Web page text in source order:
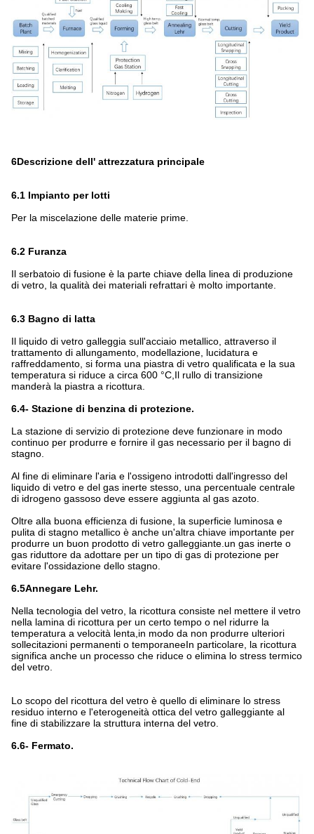
6Descrizione dell' attrezzatura principale
6.1 Impianto per lotti
Per la miscelazione delle materie prime.
6.2 Furanza
Il serbatoio di fusione è la parte chiave della linea di produzione
di vetro, la qualità dei materiali refrattari è molto importante.
6.3 Bagno di latta
Il liquido di vetro galleggia sull'acciaio metallico, attraverso il
trattamento di allungamento, modellazione, lucidatura e
raffreddamento, si forma una piastra di vetro qualificata e la sua
temperatura si riduce a circa 600 °C,Il rullo di transizione
manderà la piastra a ricottura.
6.4- Stazione di benzina di protezione.
La stazione di servizio di protezione deve funzionare in modo
continuo per produrre e fornire il gas necessario per il bagno di
stagno.
Al fine di eliminare l'aria e l'ossigeno introdotti dall'ingresso del
liquido di vetro e del gas inerte stesso, una percentuale centrale
di idrogeno gassoso deve essere aggiunta al gas azoto.
Oltre alla buona efficienza di fusione, la superficie luminosa e
pulita di stagno metallico è anche un'altra chiave importante per
produrre un buon prodotto di vetro galleggiante.un gas inerte o
gas riduttore da adottare per un tipo di gas di protezione per
evitare l'ossidazione dello stagno.
6.5Annegare Lehr.
Nella tecnologia del vetro, la ricottura consiste nel mettere il vetro
nella lamina di ricottura per un certo tempo o nel ridurre la
temperatura a velocità lenta,in modo da non produrre ulteriori
sollecitazioni permanenti o temporaneeIn particolare, la ricottura
significa anche un processo che riduce o elimina lo stress termico
del vetro.
Lo scopo del ricottura del vetro è quello di eliminare lo stress
residuo interno e l'eterogeneità ottica del vetro galleggiante al
fine di stabilizzare la struttura interna del vetro.
6.6- Fermato.